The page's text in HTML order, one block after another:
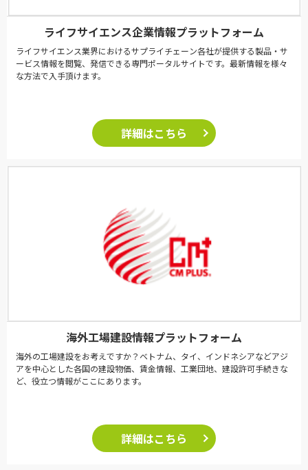
ライフサイエンス企業情報プラットフォーム
ライフサイエンス業界におけるサプライチェーン各社が提供する製品・サ
ービス情報を閲覧、発信できる専門ポータルサイトです。最新情報を様々
な方法で入手頂けます。
詳細はこちら
海外工場建設情報プラットフォーム
海外の工場建設をお考えですか？ベトナム、タイ、インドネシアなどアジ
アを中心とした各国の建設物価、賃金情報、工業団地、建設許可手続きな
ど、役立つ情報がここにあります。
詳細はこちら